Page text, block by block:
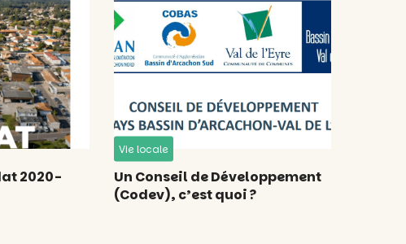
2020-
Vie locale
Un Conseil de Développement
(Codev), c’est quoi ?